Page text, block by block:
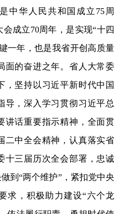
中华人民共和国成立75周
成立70周年，是实现“十四
一年，也是我省开创高质量
面的奋进之年。省人大常委
，坚持以习近平新时代中国
导，深入学习贯彻习近平总
讲话重要指示精神，全面贯
二中全会精神，认真落实省
十三届历次全会部署，忠诚
到“两个维护”，紧扣党中央
求，积极助力建设“六个龙